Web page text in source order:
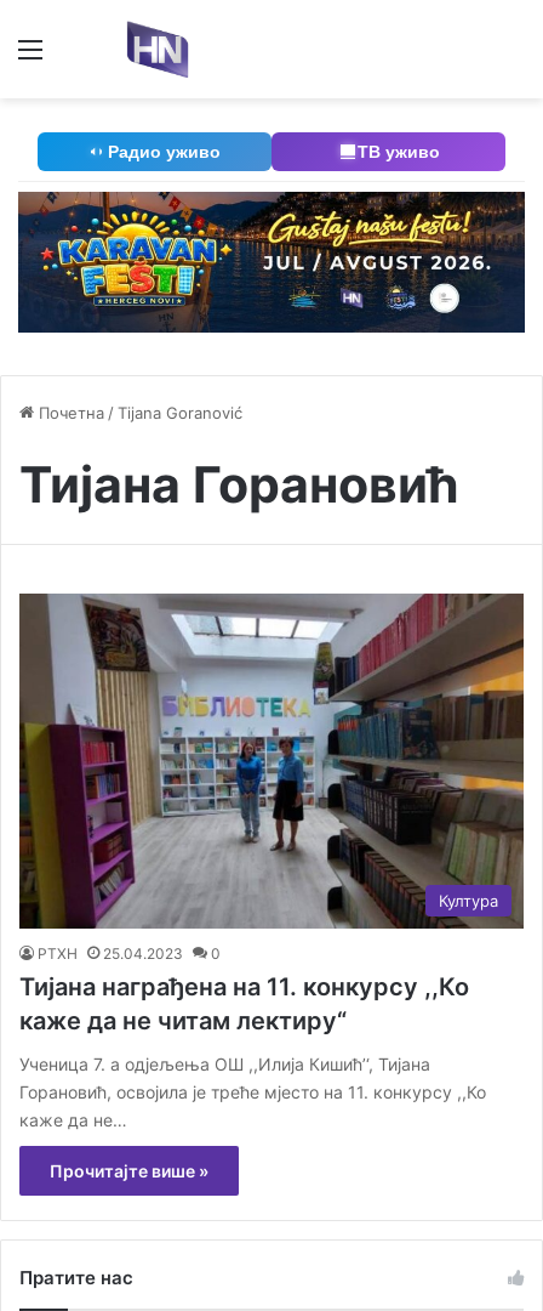
Радио уживо ТВ уживо
Почетна /Tijana Goranović
Тијана Горановић
Култура
РТХН 25.04.2023 0
Тијана награђена на 11. конкурсу ,,Ко
каже да не читам лектиру“
Ученица 7. а одјељења ОШ ,,Илија Кишић’‘, Тијана
Горановић, освојила је треће мјесто на 11. конкурсу ,,Ко
каже да не…
Прочитајте више »
Пратите нас